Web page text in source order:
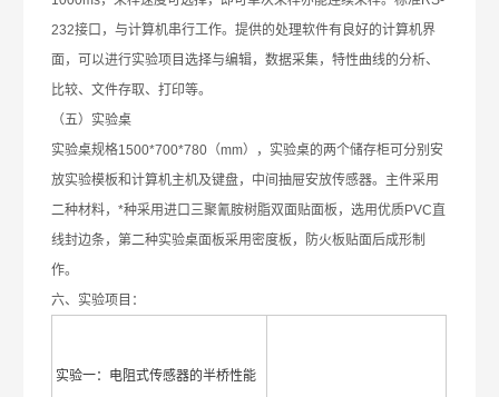
232接口，与计算机串行工作。提供的处理软件有良好的计算机界
面，可以进行实验项目选择与编辑，数据采集，特性曲线的分析、
比较、文件存取、打印等。
（五）实验桌
实验桌规格1500*700*780（mm），实验桌的两个储存柜可分别安
放实验模板和计算机主机及键盘，中间抽屉安放传感器。主件采用
二种材料，*种采用进口三聚氰胺树脂双面贴面板，选用优质PVC直
线封边条，第二种实验桌面板采用密度板，防火板贴面后成形制
作。
六、实验项目：
实验一：电阻式传感器的半桥性能